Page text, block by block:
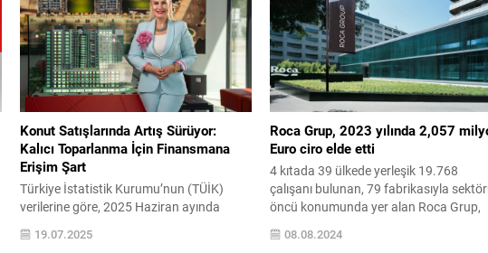
kıpırdanma gördüğünde hemen harekete
geçiyor. MB’nın, faizi yüzde 46’dan yüzde
43’e çekmesinin ardından daha önce
örneklerini gördüğümüz gibi konut
satışlarında...
devam edecek. Yarım asra yaklaşan
tecrübesi ve imza attığı yatırımlarla
Türkiye’nin en köklü kurumları arasında
yer alan Artaş...
Konut Satışlarında Artış Sürüyor:
Kalıcı Toparlanma İçin Finansmana
Erişim Şart
Türkiye İstatistik Kurumu’nun (TÜİK)
verilerine göre, 2025 Haziran ayında
Türkiye genelinde konut satışları geçen
yılın aynı ayına kıyasla %35,8 artış
19.07.2025
Roca Grup, 2023 yılında 2,057
Euro ciro elde etti
4 kıtada 39 ülkede yerleşik 19.768
çalışanı bulunan, 79 fabrikasıyla
öncü konumunda yer alan Roca Grup,
2023 yılında elde ettiği 2,057 milyon Euro
ciro ve yaptığı 153 milyon Euro’luk
08.08.2024